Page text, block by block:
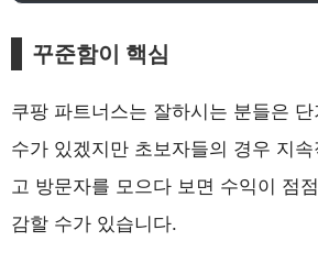
꾸준함이 핵심
쿠팡 파트너스는 잘하시는 분들은
수가 있겠지만 초보자들의 경우 지
고 방문자를 모으다 보면 수익이 점
감할 수가 있습니다.